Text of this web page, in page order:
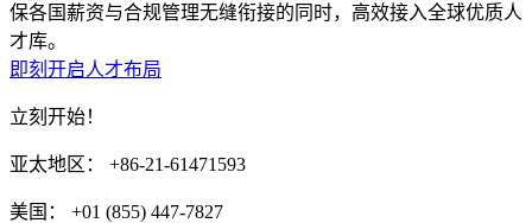
保各国薪资与合规管理无缝衔接的同时，高效接入全球优质人
才库。
即刻开启人才布局
立刻开始！
亚太地区： +86-21-61471593
美国： +01 (855) 447-7827